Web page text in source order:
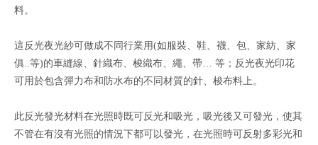
料。
這反光夜光紗可做成不同行業用(如服裝、鞋、襪、包、家紡、家
俱..等)的車縫線、針織布、梭織布、繩、帶… 等；反光夜光印花
可用於包含彈力布和防水布的不同材質的針、梭布料上。
此反光發光材料在光照時既可反光和吸光，吸光後又可發光，使其
不管在有沒有光照的情況下都可以發光，在光照時可反射多彩光和